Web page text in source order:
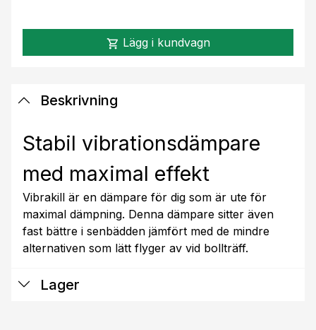
shopping_cart Lägg i kundvagn
Beskrivning
Stabil vibrationsdämpare
med maximal effekt
Vibrakill är en dämpare för dig som är ute för
maximal dämpning. Denna dämpare sitter även
fast bättre i senbädden jämfört med de mindre
alternativen som lätt flyger av vid bollträff.
Lager